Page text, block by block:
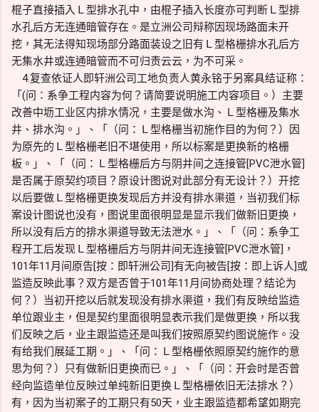
棍子直接插入Ｌ型排水孔中，由棍子插入长度亦可判断Ｌ型排
水孔后方无连通暗管存在。是立洲公司辩称因现场路面未开
挖，其无法得知现场部分路面装设之旧有Ｌ型格栅排水孔后方
无集水井或连通暗管而不可归责云云，为不可采。
4.复查依证人即轩洲公司工地负责人黄永铭于另案具结证称：
「(问：系争工程内容为何？请简要说明施工内容项目。）主要
改善中坜工业区内排水情况，主要是做水沟、Ｌ型格栅及集水
井、排水沟。」、「（问：Ｌ型格栅当初施作目的为何？）因
为原先的Ｌ型格栅老旧不堪使用，所以标案是更换新的格栅
板。」、「（问：Ｌ型格栅后方与阴井间之连接管[PVC泄水管]
是否属于原契约项目？原设计图说对此部分有无设计？）开挖
以后要做Ｌ型格栅更换发现后方并没有排水渠道，当初我们标
案设计图说也没有，图说里面很明显是显示我们做新旧更换，
所以没有后方的排水渠道导致无法泄水。」、「（问：系争工
程开工后发现Ｌ型格栅后方与阴井间无连接管[PVC泄水管]，
101年11月间原告[按：即轩洲公司]有无向被告[按：即上诉人]或
监造反映此事？双方是否曾于101年11月间协商处理？结论为
何？）当初开挖以后就发现没有排水渠道，我们有反映给监造
单位跟业主，但是契约里面很明显表示我们是做更换，所以我
们反映之后，业主跟监造还是叫我们按照原契约图说施作。没
有给我们展延工期。」、「问：Ｌ型格栅依照原契约施作的意
思为何？）只有做新旧更换而已。」、「（问：开会时是否曾
经向监造单位反映过单纯新旧更换Ｌ型格栅依旧无法排水？）
有，因为当初案子的工期只有50天，业主跟监造都希望如期完